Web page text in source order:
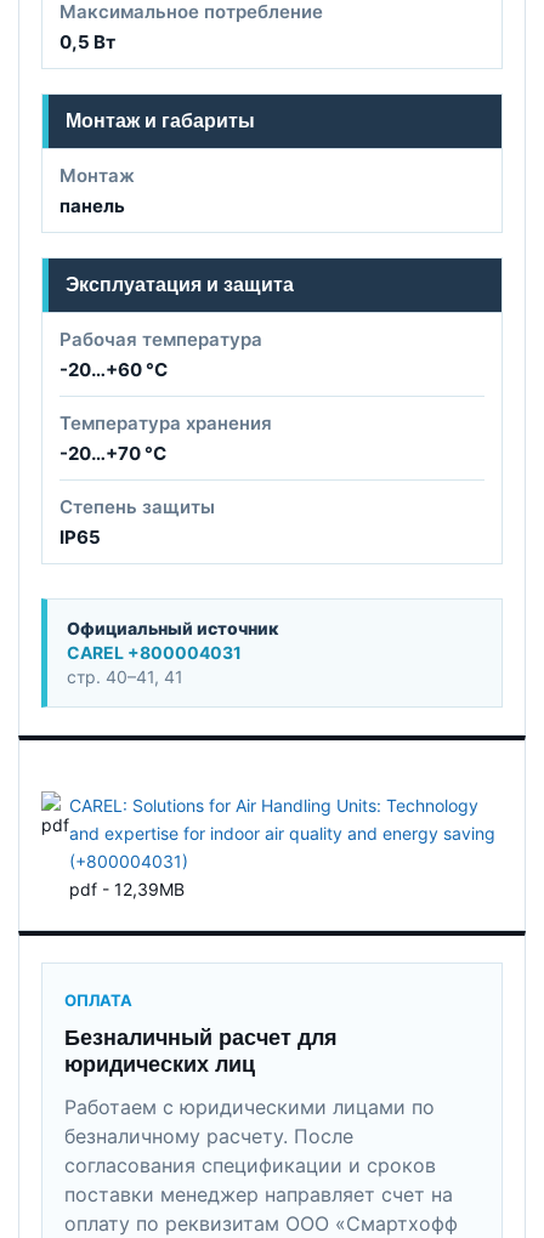
Максимальное потребление
0,5 Вт
Монтаж и габариты
Монтаж
панель
Эксплуатация и защита
Рабочая температура
-20…+60 °C
Температура хранения
-20…+70 °C
Степень защиты
IP65
Официальный источник
CAREL +800004031
стр. 40–41, 41
CAREL: Solutions for Air Handling Units: Technology
and expertise for indoor air quality and energy saving
(+800004031)
pdf - 12,39MB
ОПЛАТА
Безналичный расчет для
юридических лиц
Работаем с юридическими лицами по
безналичному расчету. После
согласования спецификации и сроков
поставки менеджер направляет счет на
оплату по реквизитам ООО «Смартхофф